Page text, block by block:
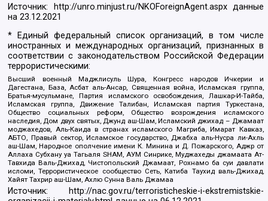
Источник: http://unro.minjust.ru/NKOForeignAgent.aspxданные
на23.12.2021
* Единый федеральный список организаций, в том числе
иностранных и международных организаций, признанных в
соответствии с законодательством Российской Федерации
террористическими:
Высший военный Маджлисуль Шура, Конгресс народов Ичкерии и
Дагестана, База, Асбат аль-Ансар, Священная война, Исламская группа,
Братья-мусульмане, Партия исламского освобождения, Лашкар-И-Тайба,
Исламская группа, Движение Талибан, Исламская партия Туркестана,
Общество социальных реформ, Общество возрождения исламского
наследия, Дом двух святых, Джунд аш-Шам, Исламский джихад – Джамаат
моджахедов, Аль-Каида в странах исламского Магриба, Имарат Кавказ,
АБТО, Правый сектор, Исламское государство, Джабха аль-Нусра ли-Ахль
аш-Шам, Народное ополчение имени К. Минина и Д. Пожарского, Аджр от
Аллаха Субхану уа Тагьаля SHAM, АУМ Синрике, Муджахеды джамаата Ат-
Тавхида Валь-Джихад, Чистопольский Джамаат, Рохнамо ба суи давлати
исломи, Террористическое сообщество Сеть, Катиба Таухид валь-Джихад,
Хайят Тахрир аш-Шам, Ахлю Сунна Валь Джамаа
Источник:
http://nac.gov.ru/terroristicheskie-i-ekstremistskie-